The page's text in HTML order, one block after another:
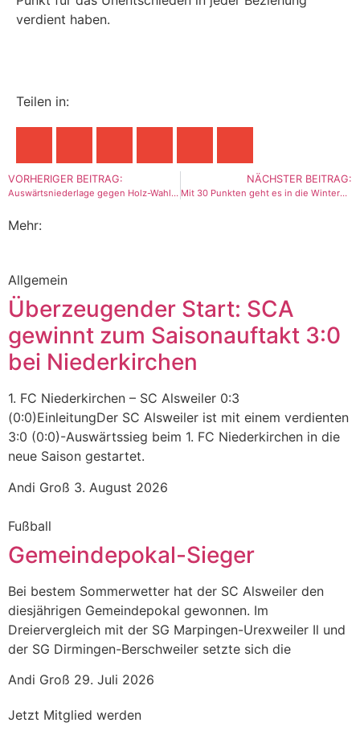
verdient haben.
Teilen in:
VORHERIGER BEITRAG:
Auswärtsniederlage gegen Holz-Wahlschied
NÄCHSTER BEITRAG:
Mit 30 Punkten geht es in die Winterpause
Mehr:
Allgemein
Überzeugender Start: SCA
gewinnt zum Saisonauftakt 3:0
bei Niederkirchen
1. FC Niederkirchen – SC Alsweiler 0:3
(0:0)EinleitungDer SC Alsweiler ist mit einem verdienten
3:0 (0:0)-Auswärtssieg beim 1. FC Niederkirchen in die
neue Saison gestartet.
Andi Groß 3. August 2026
Fußball
Gemeindepokal-Sieger
Bei bestem Sommerwetter hat der SC Alsweiler den
diesjährigen Gemeindepokal gewonnen. Im
Dreiervergleich mit der SG Marpingen-Urexweiler Il und
der SG Dirmingen-Berschweiler setzte sich die
Andi Groß 29. Juli 2026
Jetzt Mitglied werden